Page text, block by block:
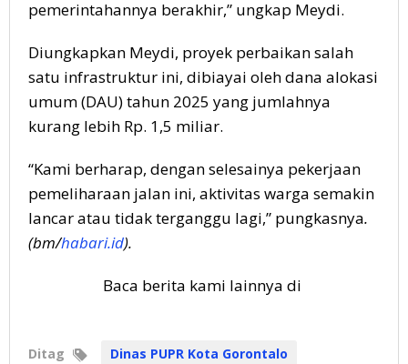
pemerintahannya berakhir,” ungkap Meydi.
Diungkapkan Meydi, proyek perbaikan salah
satu infrastruktur ini, dibiayai oleh dana alokasi
umum (DAU) tahun 2025 yang jumlahnya
kurang lebih Rp. 1,5 miliar.
“Kami berharap, dengan selesainya pekerjaan
pemeliharaan jalan ini, aktivitas warga semakin
lancar atau tidak terganggu lagi,” pungkasnya.
(bm/habari.id).
Baca berita kami lainnya di
Ditag
Dinas PUPR Kota Gorontalo